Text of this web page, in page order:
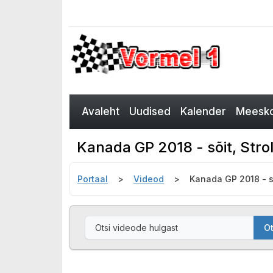
Avaleht Uudised Kalender
Kanada GP 2018 - sõit,
Portaal Videod Kanada GP 2018 -